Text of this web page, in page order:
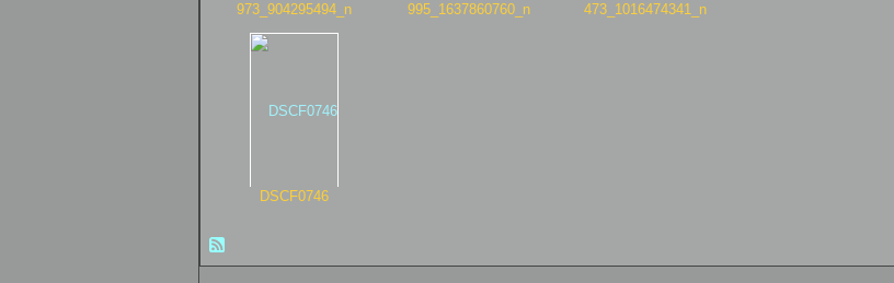
973_904295494_n
995_1637860760_n
473_1016474341_n
DSCF0746